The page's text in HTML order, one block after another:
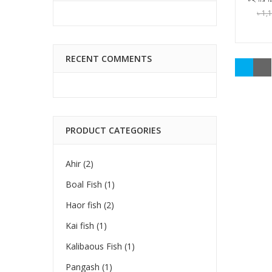
RECENT COMMENTS
PRODUCT CATEGORIES
Ahir (2)
Boal Fish (1)
Haor fish (2)
Kai fish (1)
Kalibaous Fish (1)
Pangash (1)
৳
was:
is: